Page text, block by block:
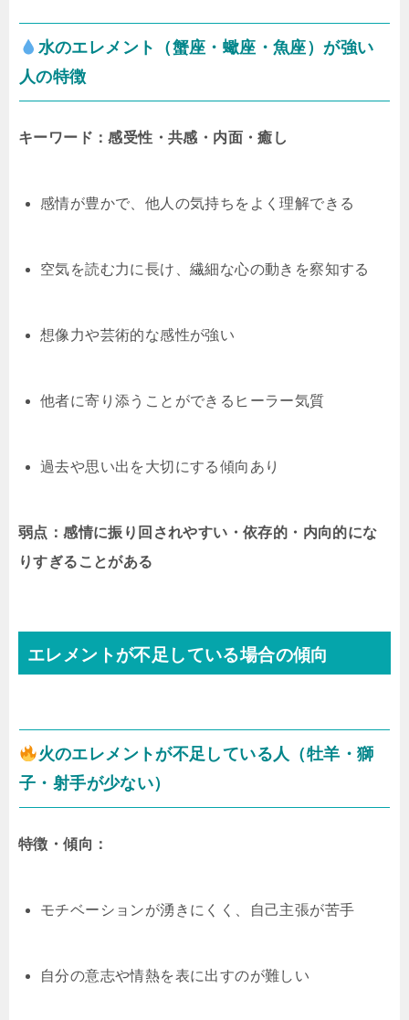
水のエレメント（蟹座・蠍座・魚座）が強い
人の特徴
キーワード：感受性・共感・内面・癒し
感情が豊かで、他人の気持ちをよく理解できる
空気を読む力に長け、繊細な心の動きを察知する
想像力や芸術的な感性が強い
他者に寄り添うことができるヒーラー気質
過去や思い出を大切にする傾向あり
弱点：感情に振り回されやすい・依存的・内向的にな
りすぎることがある
エレメントが不足している場合の傾向
火のエレメントが不足している人（牡羊・獅
子・射手が少ない）
特徴・傾向：
モチベーションが湧きにくく、自己主張が苦手
自分の意志や情熱を表に出すのが難しい